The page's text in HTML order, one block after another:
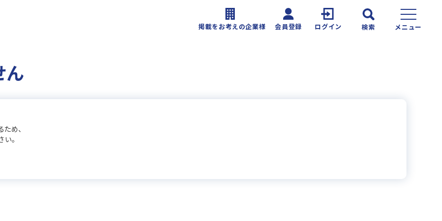
掲載をお考えの企業様 会員登録 ログイン 検索 メニュー
ん
め、
。